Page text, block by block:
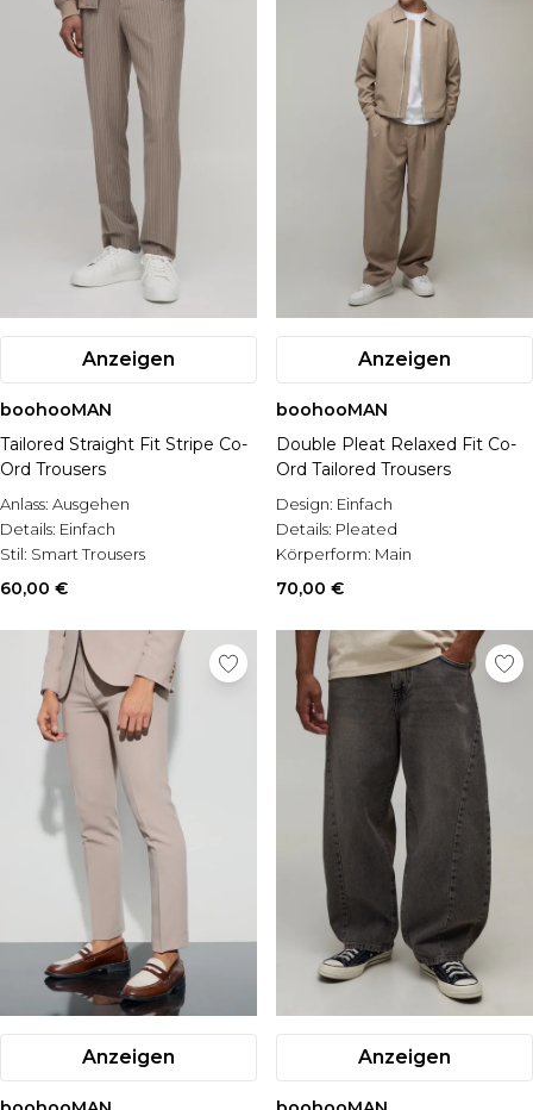
Anzeigen
boohooMAN
Tailored Straight Fit Stripe Co-
Ord Trousers
Anlass: Ausgehen
Details: Einfach
Stil: Smart Trousers
60,00 €
Anzeigen
boohooMAN
Double Pleat Relaxed Fit Co-
Ord Tailored Trousers
Design: Einfach
Details: Pleated
Körperform: Main
70,00 €
Anzeigen Anzeigen